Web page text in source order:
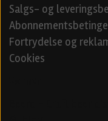
Salgs- og
Fortrydelse og
Cookies